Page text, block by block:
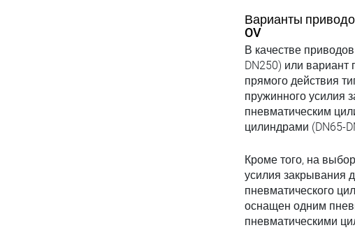
Варианты
OV
В качестве
DN250) или вариант
прямого действия
пружинного усилия
пневматическим
цилиндрами (DN65-
Кроме того, на
усилия закрывания
пневматического
оснащен одним
пневматическими